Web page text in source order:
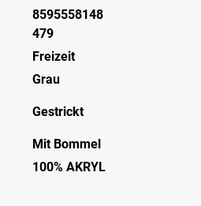
8595558148
479
Freizeit
Grau
Gestrickt
Mit Bommel
100% AKRYL